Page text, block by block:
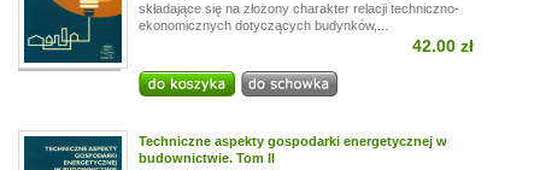
składające się na złożony charakter relacji techniczno-
ekonomicznych dotyczących budynków,...
42.00 zł
Techniczne aspekty gospodarki energetycznej w
budownictwie. Tom II